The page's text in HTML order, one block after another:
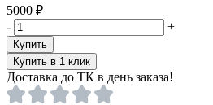
5000 ₽
-
+
Купить
Купить в 1 клик
Доставка до ТК в день заказа!